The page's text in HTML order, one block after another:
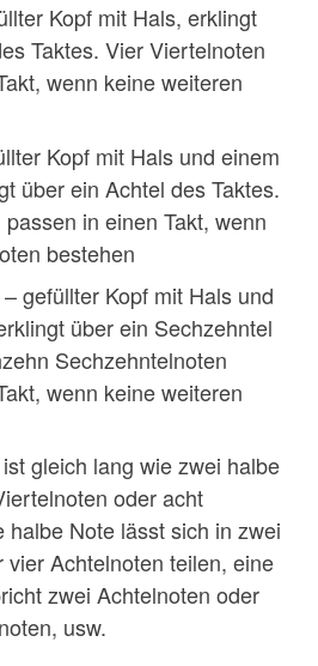
Kopf mit Hals, erklingt
Taktes. Vier Viertelnoten
wenn keine weiteren
Kopf mit Hals und einem
über ein Achtel des Taktes.
in einen Takt, wenn
bestehen
gefüllter Kopf mit Hals und
über ein Sechzehntel
Sechzehntelnoten
wenn keine weiteren
gleich lang wie zwei halbe
oder acht
halbe Note lässt sich in zwei
Achtelnoten teilen, eine
zwei Achtelnoten oder
usw.